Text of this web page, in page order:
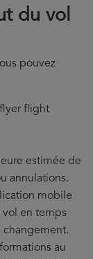
du vol
pouvez
flight
estimée de
annulations.
mobile
vol en temps
changement.
au